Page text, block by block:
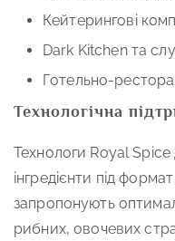
Кейтерингові
Dark Kitchen та
Готельно-
Технологічна
Технологи Royal
інгредієнти під
запропонують
рибних, овочевих